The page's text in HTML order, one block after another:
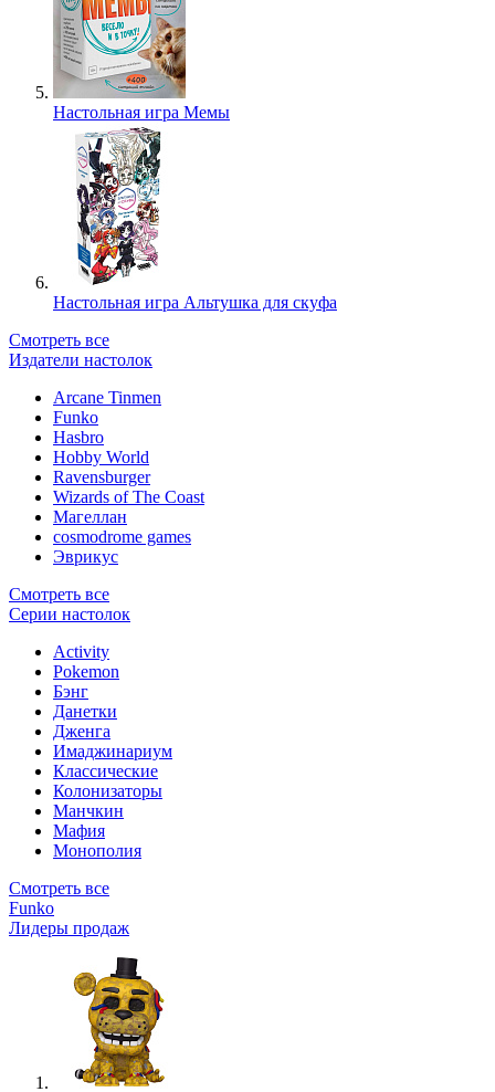
Настольная игра Мемы
Настольная игра Альтушка для скуфа
Смотреть все
Издатели настолок
Arcane Tinmen
Funko
Hasbro
Hobby World
Ravensburger
Wizards of The Coast
Магеллан
сosmodrome games
Эврикус
Смотреть все
Серии настолок
Activity
Pokemon
Бэнг
Данетки
Дженга
Имаджинариум
Классические
Колонизаторы
Манчкин
Мафия
Монополия
Смотреть все
Funko
Лидеры продаж